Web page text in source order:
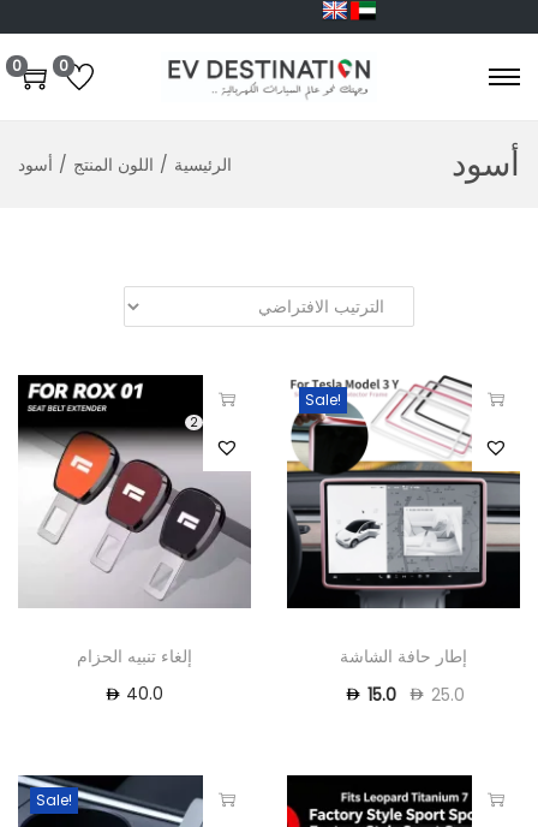
0
0
أسود الرئيسية / اللون المنتج / أسود
Sale!
إطار حافة الشاشة
25.0
15.0
2
إلغاء تنبيه الحزام
40.0
Sale!